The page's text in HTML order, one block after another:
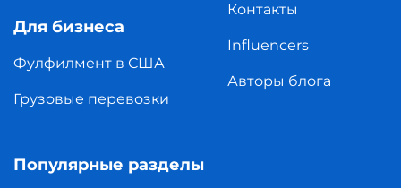
Для бизнеса
Фулфилмент в США
Грузовые перевозки
Контакты
Influencers
Авторы блога
Популярные разделы